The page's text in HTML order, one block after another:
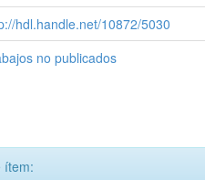
hdl.handle.net/10872/5030
no publicados
ítem: